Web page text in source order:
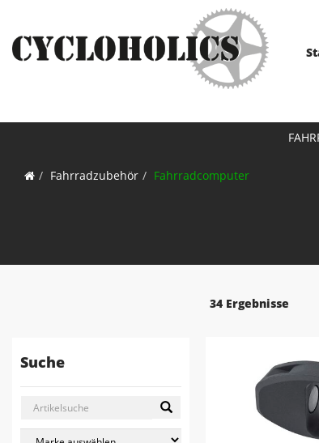
Fahrradzubehör Fahrradcomputer
Suche
34 Ergebnisse